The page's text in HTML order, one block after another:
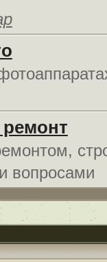
вопросами